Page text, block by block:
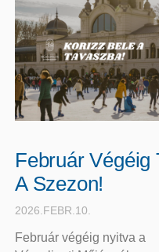
Február Végéig
A Szezon!
2026.FEBR.10.
Február végéig nyitva a